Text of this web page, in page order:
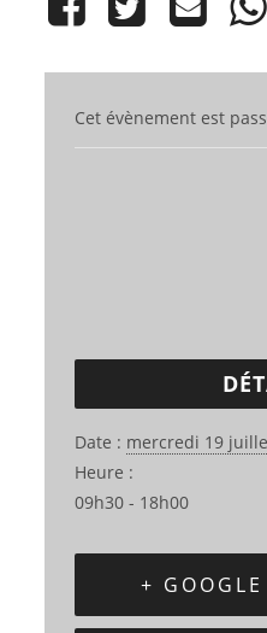
Cet évènement est
Date : mercredi 19
Heure :
09h30 - 18h00
+